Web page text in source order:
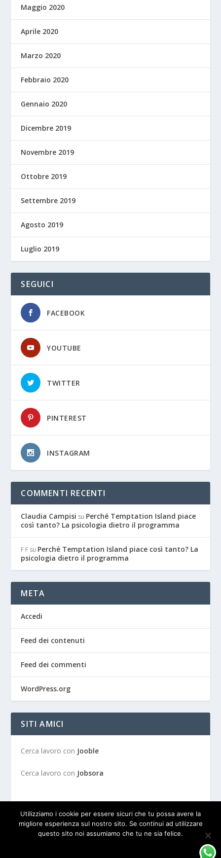
Maggio 2020
Aprile 2020
Marzo 2020
Febbraio 2020
Gennaio 2020
Dicembre 2019
Novembre 2019
Ottobre 2019
Settembre 2019
Agosto 2019
Luglio 2019
SEGUICI
FACEBOOK
YOUTUBE
TWITTER
PINTEREST
INSTAGRAM
COMMENTI RECENTI
Claudia Campisi su Perché Temptation Island piace
così tanto? La psicologia dietro il programma
F F su Perché Temptation Island piace così tanto? La
psicologia dietro il programma
META
Accedi
Feed dei contenuti
Feed dei commenti
WordPress.org
SITI AMICI
Cerca lavoro con Jooble
Cerca lavoro con Jobsora
WordPress
Utilizziamo i cookie per essere sicuri che tu possa avere la
migliore esperienza sul nostro sito. Se continui ad utilizzare
questo sito noi assumiamo che tu ne sia felice.